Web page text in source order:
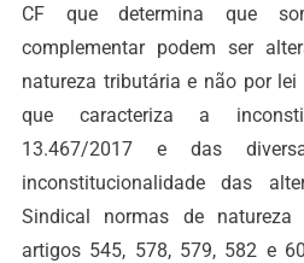
CF que determina que
complementar podem ser
natureza tributária e não por
que caracteriza a
13.467/2017 e das
inconstitucionalidade das
Sindical normas de
artigos 545, 578, 579, 582 e